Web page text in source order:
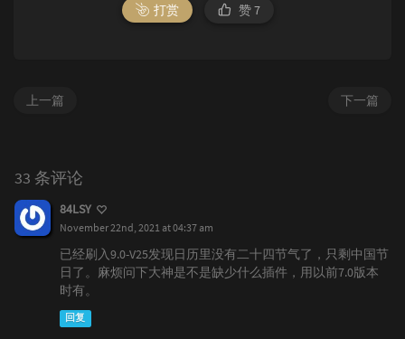
打赏 赞7
下一篇
上一篇
33 条评论
84LSY
November 22nd, 2021 at 04:37 am
已经刷入9.0-V25发现日历里没有二十四节气了，只剩中国节
日了。麻烦问下大神是不是缺少什么插件，用以前7.0版本
时有。
回复